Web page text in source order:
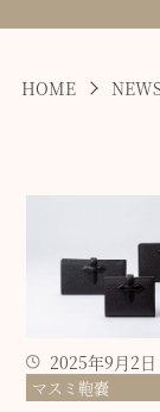
HOME
2025年9月2日
マスミ鞄嚢